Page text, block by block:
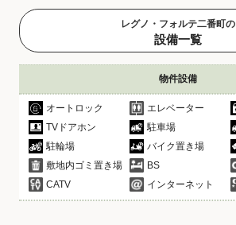
レグノ・フォルテ二番町の
設備一覧
物件設備
オートロック エレベーター
TVドアホン
駐車場
駐輪場
バイク置き場
敷地内ゴミ置き場
BS
CATV
インターネット